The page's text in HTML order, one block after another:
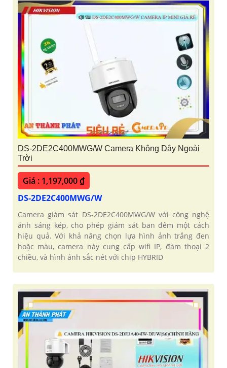
DS-2DE2C400MWG/W Camera Không Dây Ngoài
Trời
Giá : 1,197,000 ₫
DS-2DE2C400MWG/W
Camera giám sát DS-2DE2C400MWG/W với công nghệ
ánh sáng kép, cho phép giám sát ban đêm một cách
hiệu quả. Với khả năng chọn lựa hình ảnh trắng đen
hoặc màu, camera này cung cấp wifi IP, đàm thoại 2
chiều, và hình ảnh sắc nét với chip HYBRID